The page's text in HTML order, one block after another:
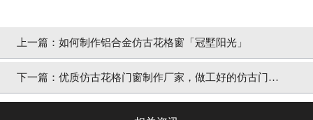
上一篇： 如何制作铝合金仿古花格窗「冠墅阳光」
下一篇： 优质仿古花格门窗制作厂家，做工好的仿古门窗